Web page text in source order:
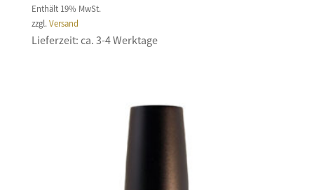
Enthält 19% MwSt.
zzgl. Versand
Lieferzeit: ca. 3-4 Werktage